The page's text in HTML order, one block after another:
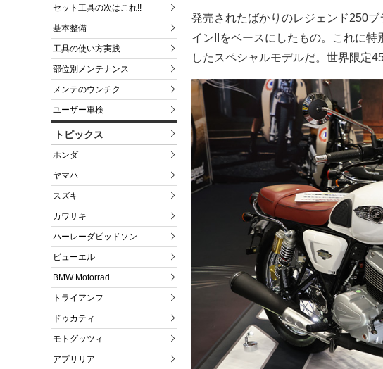
セット工具の次はこれ!!
基本整備
工具の使い方実践
部位別メンテナンス
メンテのウンチク
ユーザー車検
トピックス
ホンダ
ヤマハ
スズキ
カワサキ
ハーレーダビッドソン
ビューエル
BMW Motorrad
トライアンフ
ドゥカティ
モトグッツィ
アプリリア
発売されたばかりのレジェンド250
インIIをベースにしたもの。これに
したスペシャルモデルだ。世界限定